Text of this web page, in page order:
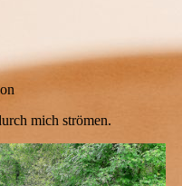
mich strömen.